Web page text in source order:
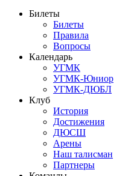
Билеты
Билеты
Правила
Вопросы
Календарь
УГМК
УГМК-Юниор
УГМК-ДЮБЛ
Клуб
История
Достижения
ДЮСШ
Арены
Наш талисман
Партнеры